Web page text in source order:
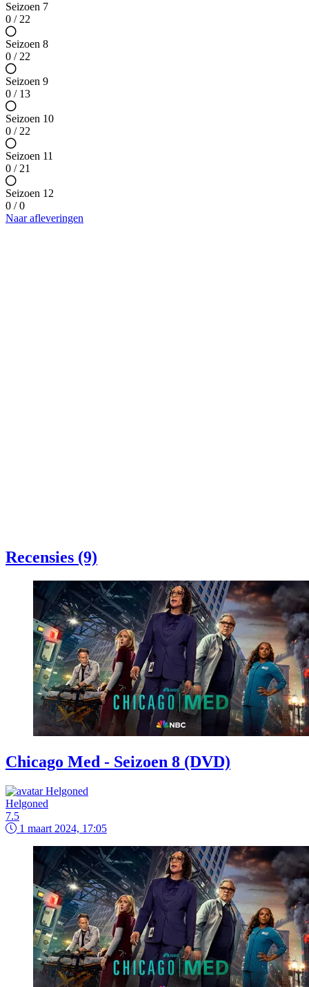
Seizoen 7
0 / 22
Seizoen 8
0 / 22
Seizoen 9
0 / 13
Seizoen 10
0 / 22
Seizoen 11
0 / 21
Seizoen 12
0 / 0
Naar afleveringen
Recensies (9)
Chicago Med - Seizoen 8 (DVD)
Helgoned
7.5
1 maart 2024, 17:05